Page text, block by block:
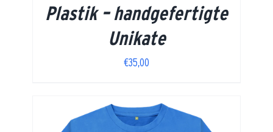
Plastik – handgefertigte
Unikate
€35,00